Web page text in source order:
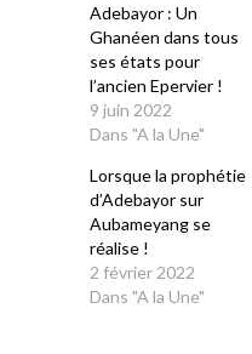
Adebayor : Un
Ghanéen dans tous
ses états pour
l’ancien Epervier !
9 juin 2022
Dans "A la Une"
Lorsque la prophétie
d’Adebayor sur
Aubameyang se
réalise !
2 février 2022
Dans "A la Une"